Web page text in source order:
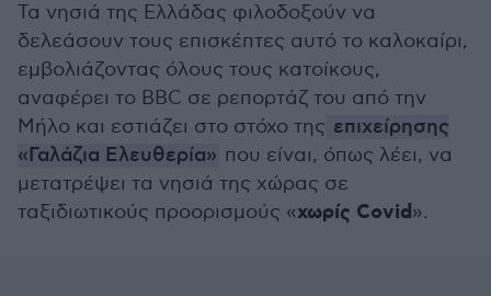
Τα νησιά της Ελλάδας φιλοδοξούν να
δελεάσουν τους επισκέπτες αυτό το καλοκαίρι,
εμβολιάζοντας όλους τους κατοίκους,
αναφέρει το BBC σε ρεπορτάζ του από την
Μήλο και εστιάζει στο στόχο της επιχείρησης
«Γαλάζια Ελευθερία» που είναι, όπως λέει, να
μετατρέψει τα νησιά της χώρας σε
ταξιδιωτικούς προορισμούς «χωρίς Covid».